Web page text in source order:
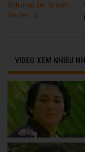
VIDEO XEM NHIỀU